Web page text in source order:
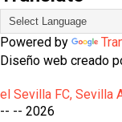
Powered by
Diseño web creado
el Sevilla FC, Sevilla
-- -- 2026